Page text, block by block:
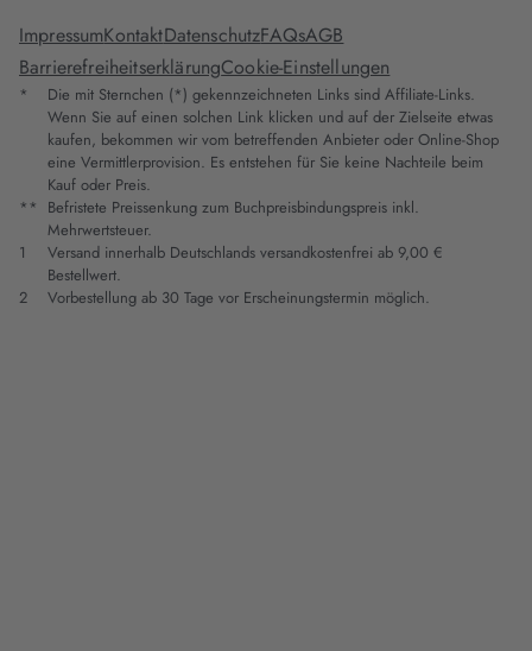
ImpressumKontaktDatenschutzFAQsAGB
BarrierefreiheitserklärungCookie-Einstellungen
*
Die mit Sternchen (*) gekennzeichneten Links sind Affiliate-Links.
Wenn Sie auf einen solchen Link klicken und auf der Zielseite etwas
kaufen, bekommen wir vom betreffenden Anbieter oder Online-Shop
eine Vermittlerprovision. Es entstehen für Sie keine Nachteile beim
Kauf oder Preis.
** Befristete Preissenkung zum Buchpreisbindungspreis inkl.
Mehrwertsteuer.
1
Versand innerhalb Deutschlands versandkostenfrei ab 9,00 €
Bestellwert.
2
Vorbestellung ab 30 Tage vor Erscheinungstermin möglich.